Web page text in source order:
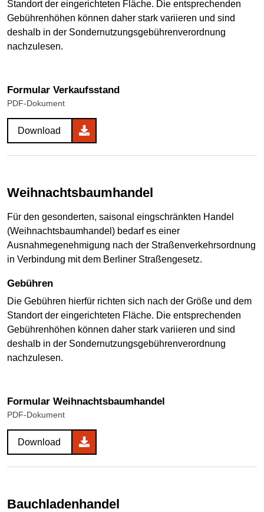
Standort der eingerichteten Fläche. Die entsprechenden
Gebührenhöhen können daher stark variieren und sind
deshalb in der Sondernutzungsgebührenverordnung
nachzulesen.
Formular Verkaufsstand
PDF-Dokument
Download
Weihnachtsbaumhandel
Für den gesonderten, saisonal eingschränkten Handel
(Weihnachtsbaumhandel) bedarf es einer
Ausnahmegenehmigung nach der Straßenverkehrsordnung
in Verbindung mit dem Berliner Straßengesetz.
Gebühren
Die Gebühren hierfür richten sich nach der Größe und dem
Standort der eingerichteten Fläche. Die entsprechenden
Gebührenhöhen können daher stark variieren und sind
deshalb in der Sondernutzungsgebührenverordnung
nachzulesen.
Formular Weihnachtsbaumhandel
PDF-Dokument
Download
Bauchladenhandel